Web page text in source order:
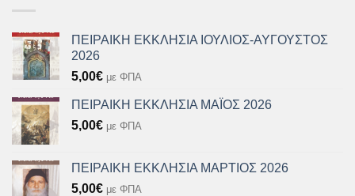
ΠΕΙΡΑΙΚΗ ΕΚΚΛΗΣΙΑ ΙΟΥΛΙΟΣ-ΑΥΓΟΥΣΤΟΣ
2026
5,00€ με ΦΠΑ
ΠΕΙΡΑΙΚΗ ΕΚΚΛΗΣΙΑ ΜΑΪΟΣ 2026
5,00€ με ΦΠΑ
ΠΕΙΡΑΙΚΗ ΕΚΚΛΗΣΙΑ ΜΑΡΤΙΟΣ 2026
5,00€ με ΦΠΑ